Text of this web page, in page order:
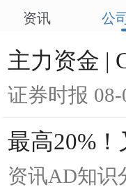
资讯 公
主力资金 |
证券时报
最高20%
资讯AD知识